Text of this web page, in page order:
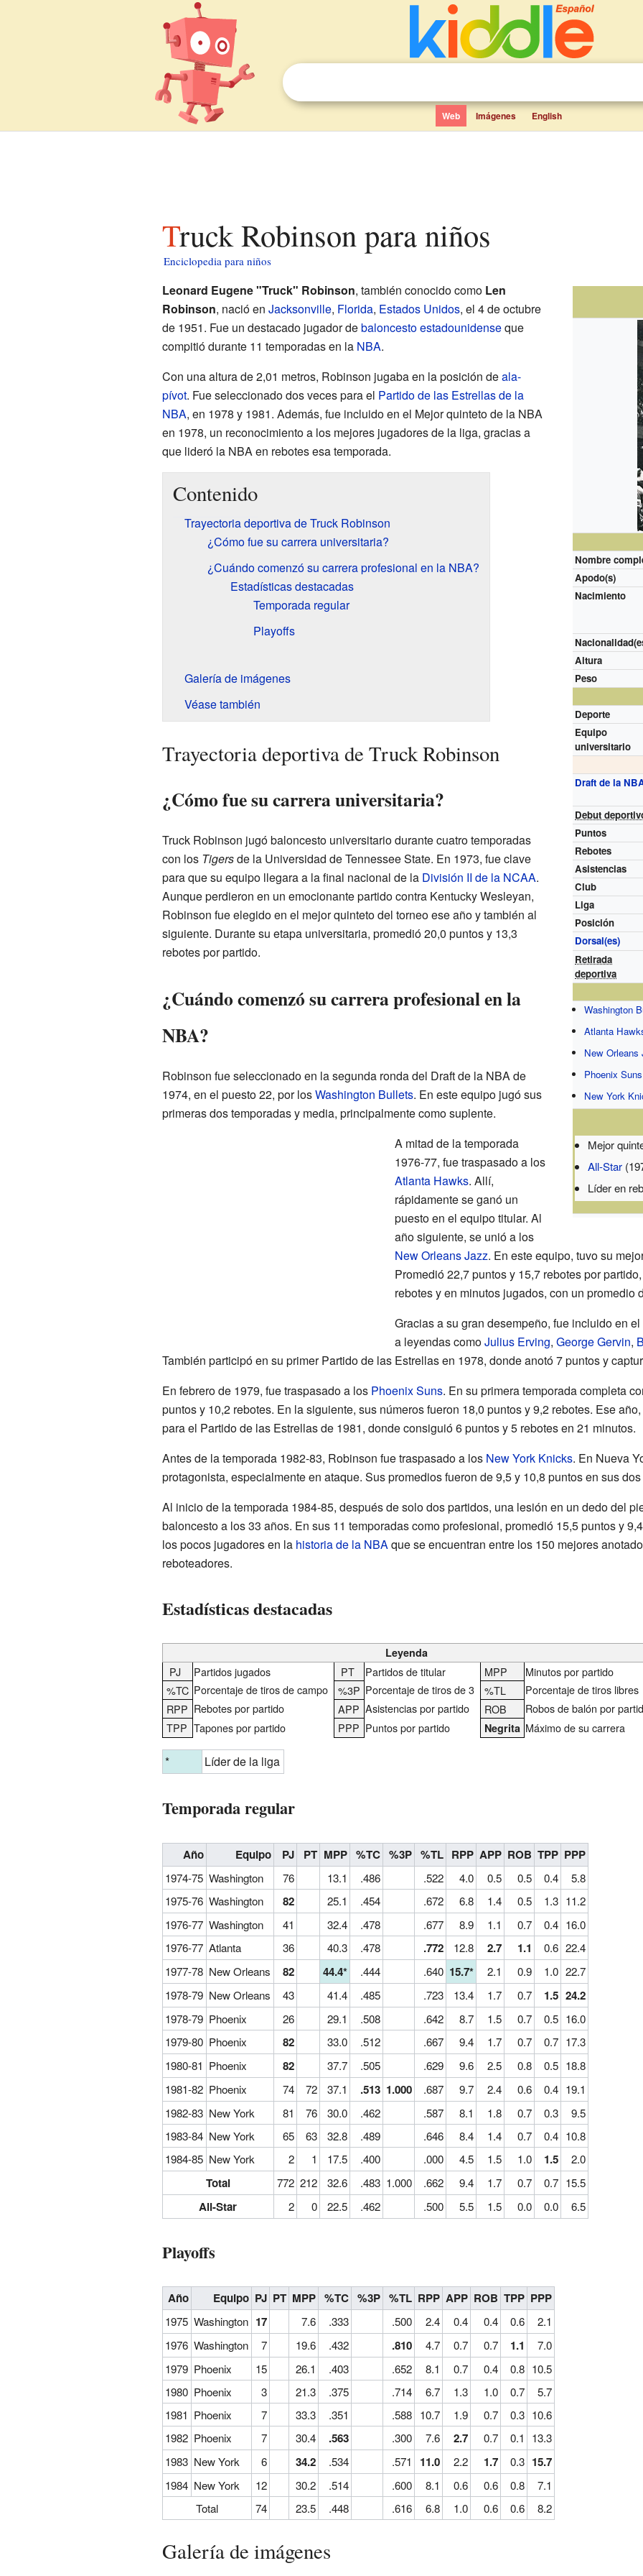
Web Imágenes English
Truck Robinson para niños
Enciclopedia para niños
Nombre
Apodo(s)
Nacimiento
Altura
Peso
Deporte
Equipo
universitario
Draft de la
Debut
Puntos
Rebotes
Asistencias
Club
Liga
Posición
Dorsal(es)
Retirada
deportiva
Washington
Atlanta
New Orleans
Phoenix Suns
New York
Mejor
All-Star
Líder en
Leonard Eugene "Truck" Robinson, también conocido como Len
Robinson, nació en Jacksonville, Florida, Estados Unidos, el 4 de octubre
de 1951. Fue un destacado jugador debaloncestoestadounidenseque
compitió durante 11 temporadas en la NBA.
Con una altura de 2,01 metros, Robinson jugaba en la posición deala-
pívot. Fue seleccionado dos veces para el Partido de las Estrellas de la
NBA, en 1978 y 1981. Además, fue incluido en el Mejor quinteto de la NBA
en 1978, un reconocimiento a los mejores jugadores de la liga, gracias a
que lideró la NBA en rebotes esa temporada.
Contenido
Trayectoria deportiva de Truck Robinson
¿Cómo fue su carrera universitaria?
¿Cuándo comenzó su carrera profesional en la NBA?
Estadísticas destacadas
Temporada regular
Playoffs
Galería de imágenes
Véase también
Trayectoria deportiva de Truck Robinson
¿Cómo fue su carrera universitaria?
Truck Robinson jugó baloncesto universitario durante cuatro temporadas
con los Tigersde la Universidad de Tennessee State. En 1973, fue clave
para que su equipo llegara a la final nacional de la División II de la NCAA.
Aunque perdieron en un emocionante partido contra Kentucky Wesleyan,
Robinson fue elegido en el mejor quinteto del torneo ese año y también al
siguiente. Durante su etapa universitaria, promedió 20,0 puntos y 13,3
rebotes por partido.
¿Cuándo comenzó su carrera profesional en la
NBA?
Robinson fue seleccionado en la segunda ronda del Draft de la NBA de
1974, en el puesto 22, por losWashington Bullets. En este equipo jugó sus
primeras dos temporadas y media, principalmente como suplente.
A mitad de la temporada
1976-77, fue traspasado a los
Atlanta Hawks. Allí,
rápidamente se ganó un
puesto en el equipo titular. Al
año siguiente, se unió a los
New Orleans Jazz. En este equipo, tuvo su
Promedió 22,7 puntos y 15,7 rebotes por
rebotes y en minutos jugados, con un promedio
Gracias a su gran desempeño, fue incluido en
a leyendas comoJulius Erving, George Gervin,
También participó en su primer Partido de las Estrellas en 1978, donde anotó 7 puntos y
En febrero de 1979, fue traspasado a los Phoenix Suns. En su primera temporada completa
puntos y 10,2 rebotes. En la siguiente, sus números fueron 18,0 puntos y 9,2 rebotes. Ese
para el Partido de las Estrellas de 1981, donde consiguió 6 puntos y 5 rebotes en 21 minutos.
Antes de la temporada 1982-83, Robinson fue traspasado a los New York Knicks. En Nueva
protagonista, especialmente en ataque. Sus promedios fueron de 9,5 y 10,8 puntos en sus
Al inicio de la temporada 1984-85, después de solo dos partidos, una lesión en un dedo del
baloncesto a los 33 años. En sus 11 temporadas como profesional, promedió 15,5 puntos y
los pocos jugadores en la historia de la NBAque se encuentran entre los 150 mejores
reboteadores.
Estadísticas destacadas
Leyenda
PJ Partidos jugados PT Partidos de titular MPP
Minutos por partido
%TC Porcentaje de tiros de campo %3P Porcentaje de tiros de 3 %TL
Porcentaje de tiros libres
RPP Rebotes por partido APP Asistencias por partido ROB
Robos de balón por
TPP Tapones por partido PPP Puntos por partido Negrita Máximo de su carrera
* Líder de la liga
Temporada regular
Año Equipo PJ PT MPP %TC %3P %TL RPP APP ROB TPP PPP
1974-75 Washington 76 13.1 .486 .522 4.0 0.5 0.5 0.4
5.8
1975-76 Washington 82 25.1 .454 .672 6.8 1.4 0.5 1.3 11.2
1976-77 Washington 41 32.4 .478 .677 8.9 1.1 0.7 0.4 16.0
1976-77 Atlanta 36 40.3 .478 .772 12.8 2.7 1.1 0.6 22.4
1977-78 New Orleans 82 44.4* .444 .640 15.7* 2.1 0.9 1.0 22.7
1978-79 New Orleans 43 41.4 .485 .723 13.4 1.7 0.7 1.5 24.2
1978-79 Phoenix 26 29.1 .508 .642 8.7 1.5 0.7 0.5 16.0
1979-80 Phoenix 82 33.0 .512 .667 9.4 1.7 0.7 0.7 17.3
1980-81 Phoenix 82 37.7 .505 .629 9.6 2.5 0.8 0.5 18.8
1981-82 Phoenix 74 72 37.1 .513 1.000 .687 9.7 2.4 0.6 0.4 19.1
1982-83 New York 81 76 30.0 .462 .587 8.1 1.8 0.7 0.3
9.5
1983-84 New York 65 63 32.8 .489 .646 8.4 1.4 0.7 0.4 10.8
1984-85 New York 2 1 17.5 .400 .000 4.5 1.5 1.0 1.5 2.0
Total 772 212 32.6 .483 1.000 .662 9.4 1.7 0.7 0.7 15.5
All-Star 2 0 22.5 .462 .500 5.5 1.5 0.0 0.0 6.5
Playoffs
Año Equipo PJ PT MPP %TC %3P %TL RPP APP ROB TPP PPP
1975 Washington 17 7.6 .333 .500 2.4 0.4 0.4 0.6
2.1
1976 Washington 7 19.6 .432 .810 4.7 0.7 0.7 1.1
7.0
1979 Phoenix 15 26.1 .403 .652 8.1 0.7 0.4 0.8 10.5
1980 Phoenix 3 21.3 .375 .714 6.7 1.3 1.0 0.7
5.7
1981 Phoenix 7 33.3 .351 .588 10.7 1.9 0.7 0.3 10.6
1982 Phoenix 7 30.4 .563 .300 7.6 2.7 0.7 0.1
13.3
1983 New York 6 34.2 .534 .571 11.0 2.2 1.7 0.3 15.7
1984 New York 12 30.2 .514 .600 8.1 0.6 0.6 0.8
7.1
Total
74 23.5 .448 .616 6.8 1.0 0.6 0.6 8.2
Galería de imágenes